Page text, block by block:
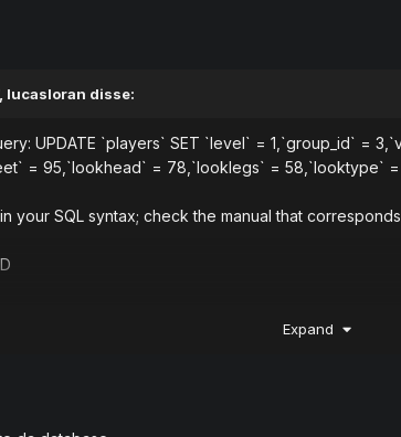
lucasloran disse:
UPDATE `players` SET `level` = 1,`group_id` =
= 95,`lookhead` = 78,`looklegs` = 58,`looktype`
your SQL syntax; check the manual that
Expand